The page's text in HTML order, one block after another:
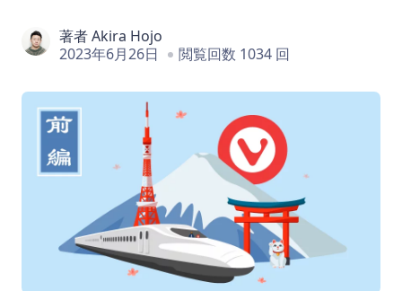
著者Akira Hojo
2023年6月26日
閲覧回数 1034 回